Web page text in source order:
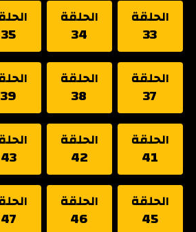
الحلقة
33
الحلقة
34
35
الحلقة
37
الحلقة
38
39
الحلقة
41
الحلقة
42
43
الحلقة
45
الحلقة
46
47